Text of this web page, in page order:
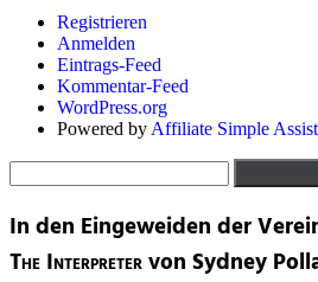
Registrieren
Anmelden
Eintrags-Feed
Kommentar-Feed
WordPress.org
Powered by Affiliate Simple
Suchen
In den Eingeweiden der
The Interpretervon Sydney